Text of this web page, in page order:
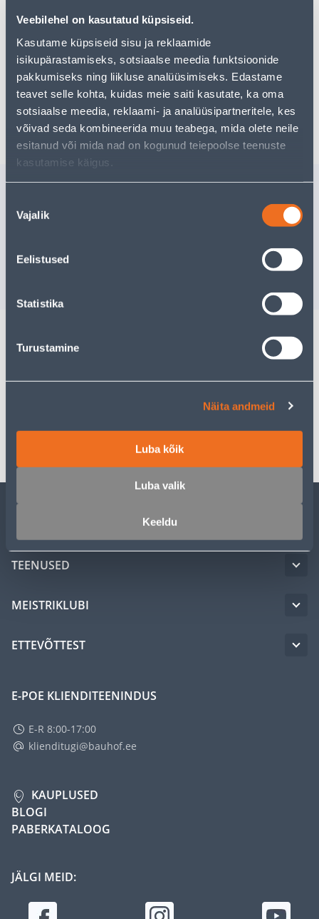
Veebilehel on kasutatud küpsiseid.
Kasutame küpsiseid sisu ja reklaamide
isikupärastamiseks, sotsiaalse meedia funktsioonide
pakkumiseks ning liikluse analüüsimiseks. Edastame
teavet selle kohta, kuidas meie saiti kasutate, ka oma
sotsiaalse meedia, reklaami- ja analüüsipartneritele, kes
võivad seda kombineerida muu teabega, mida olete neile
esitanud või mida nad on kogunud teiepoolse teenuste
kasutamise käigus.
valik
Vajalik
Eelistused
Statistika
Turustamine
Näita andmeid
Luba kõik
Luba valik
Keeldu
• Puitpott rotang on 24 cm diameetriga.
• 14-päevane tagastusõigus.
Tarne pole võimalik
Sarnased tooted
kehtib kuni
5.86 €
Transport
TEENUSED
MEISTRIKLUBI
ETTEVÕTTEST
E-POE KLIENDITEENINDUS
E-R 8:00-17:00
klienditugi@bauhof.ee
KAUPLUSED
BLOGI
PABERKATALOOG
JÄLGI MEID: